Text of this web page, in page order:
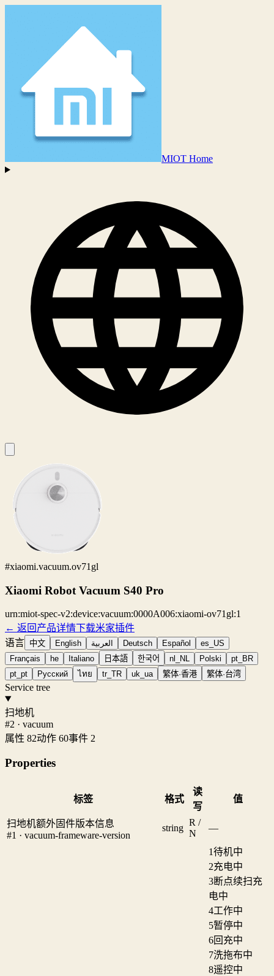
MIOT Home
#xiaomi.vacuum.ov71gl
Xiaomi Robot Vacuum S40 Pro
urn:miot-spec-v2:device:vacuum:0000A006:xiaomi-ov71gl:1
← 返回产品详情下载米家插件
语言 中文 English العربية Deutsch Español
es_US
Français
he Italiano 日本語 한국어 nl_NL Polski
pt_BR
pt_pt
Русский ไทย tr_TR uk_ua 繁体·香港 繁体·台湾
Service tree
扫地机
#2 · vacuum
属性 82动作 60事件 2
Properties
标签 格式
读
写
值
扫地机额外固件版本信息
#1 · vacuum-frameware-version
string
R /
N
—
1待机中
2充电中
3断点续扫充
电中
4工作中
5暂停中
6回充中
7洗拖布中
8遥控中